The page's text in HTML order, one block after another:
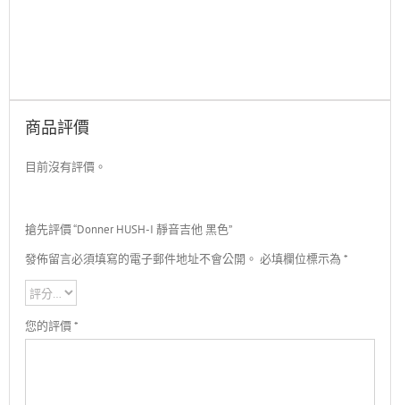
商品評價
目前沒有評價。
搶先評價 “Donner HUSH-I 靜音吉他 黑色”
發佈留言必須填寫的電子郵件地址不會公開。 必填欄位標示為*
您的評價*